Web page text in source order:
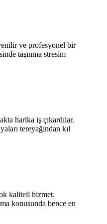
ve profesyonel bir
taşınma stresim
harika iş çıkardılar.
tereyağından kıl
kaliteli hizmet.
konusunda bence en